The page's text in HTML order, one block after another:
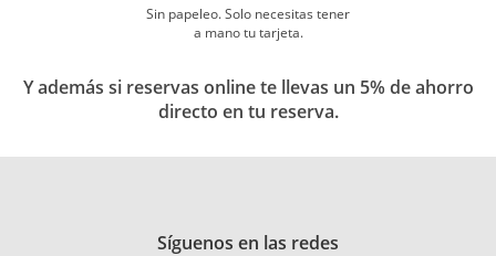
Sin papeleo. Solo necesitas tener
a mano tu tarjeta.
Y además si reservas online te llevas un 5% de ahorro
directo en tu reserva.
Síguenos en las redes